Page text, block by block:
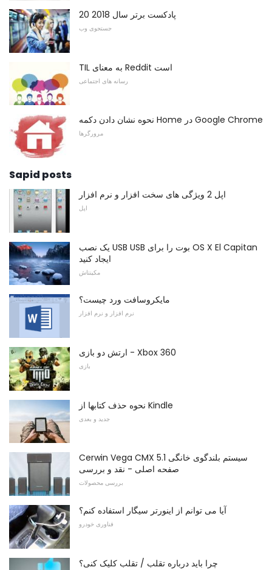
20 پادکست برتر سال 2018
جستجوی وب
TIL به معنای Reddit است
رسانه های اجتماعی
نحوه نشان دادن دکمه Home در Google Chrome
مرورگرها
Sapid posts
اپل 2 ویژگی های سخت افزار و نرم افزار
اپل
یک نصب USB USB بوت را برای OS X El Capitan
ایجاد کنید
مکینتاش
مایکروسافت ورد چیست؟
نرم افزار و نرم افزار
ارتش دو بازی - Xbox 360
بازی
نحوه حذف کتابها از Kindle
جدید و بعدی
Cerwin Vega CMX 5.1 سیستم بلندگوی خانگی
صفحه اصلی - نقد و بررسی
بررسی محصولات
آیا می توانم از اینورتر سیگار استفاده کنم؟
فناوری خودرو
چرا باید درباره تقلب / تقلب کلیک کنی؟